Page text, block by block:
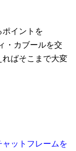
イントを
・カブールを交
ばそこまで大変
ットフレームを